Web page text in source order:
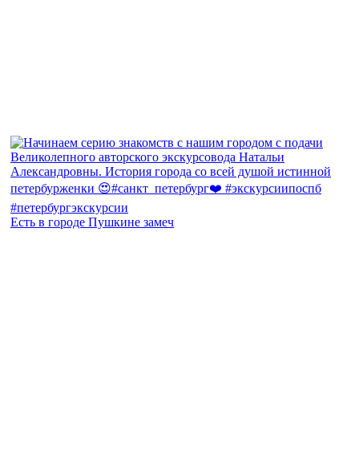
Есть в городе Пушкине замеч